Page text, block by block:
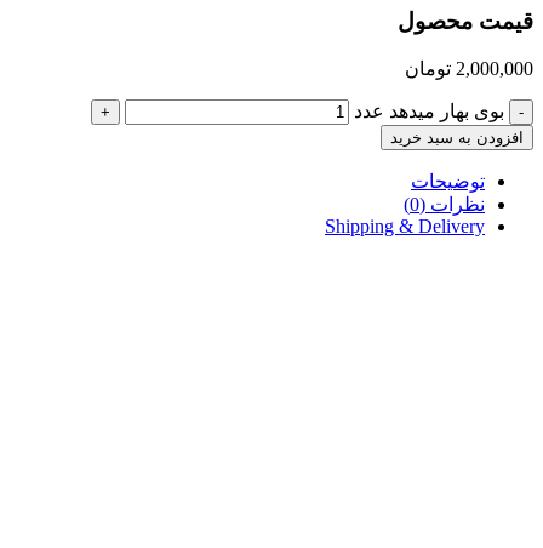
قیمت محصول
2,000,000 تومان
- بوی بهار میدهد عدد
+
افزودن به سبد خرید
توضیحات
نظرات (0)
Shipping & Delivery